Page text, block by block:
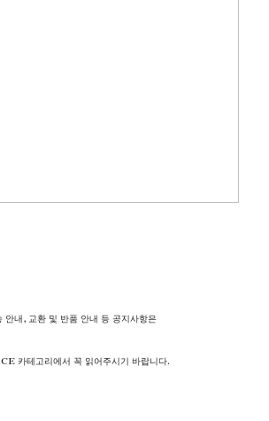
안내, 교환 및 반품 안내 등 공지사항은
카테고리에서 꼭 읽어주시기 바랍니다.